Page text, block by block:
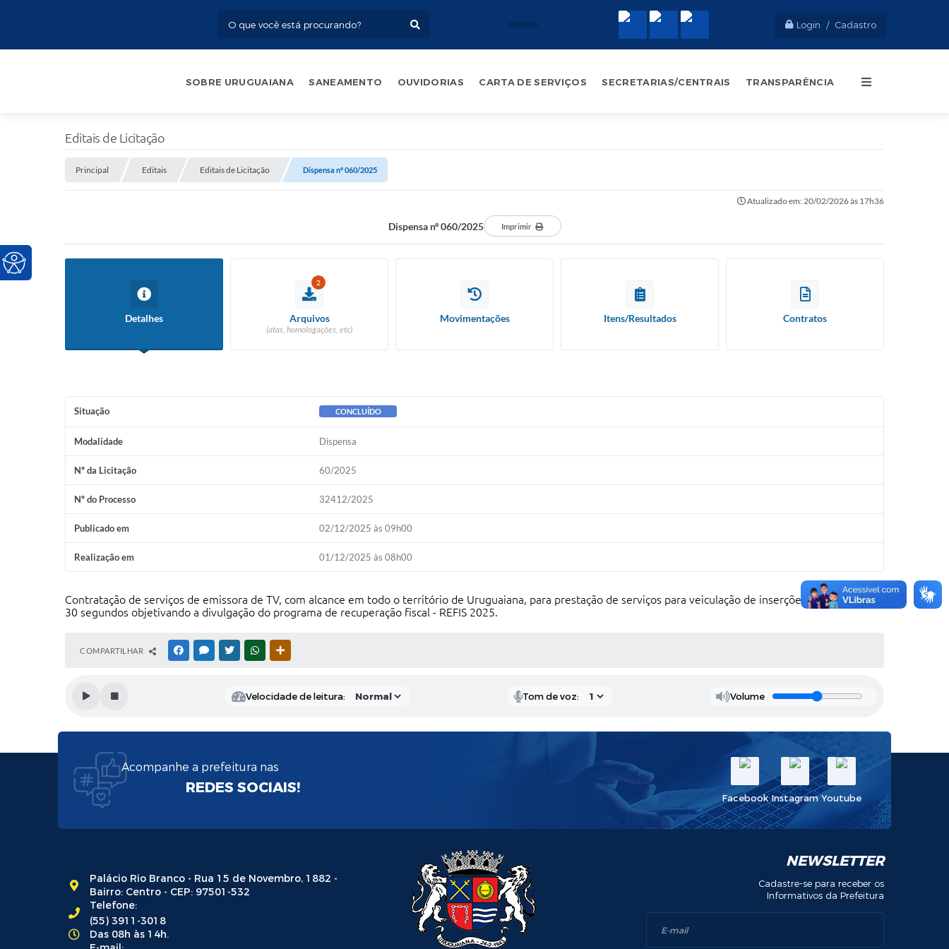
Login / Cadastro
SOBRE URUGUAIANA SANEAMENTO OUVIDORIAS CARTA DE SERVIÇOS SECRETARIAS/CENTRAIS TRANSPARÊNCIA
Editais de Licitação
Principal Editais Editais de Licitação Dispensa nº 060/2025
Atualizado em: 20/02/2026 às 17h36
Dispensa nº 060/2025 Imprimir
Detalhes
2
Arquivos
(atas, homologações, etc)
Movimentações Itens/Resultados Contratos
Situação CONCLUÍDO
Modalidade Dispensa
Nº da Licitação 60/2025
Nº do Processo 32412/2025
Publicado em 02/12/2025 às 09h00
Realização em 01/12/2025 às 08h00
Contratação de serviços de emissora de TV, com alcance em todo o território de Uruguaiana, para prestação de serviços para veiculação de inserções tevevisivas de
30 segundos objetivando a divulgação do programa de recuperação fiscal - REFIS 2025.
COMPARTILHAR FACEBOOKMESSENGER
TWITTERWHATSAPP
Velocidade de leitura: Tom de voz: Volume
Acompanhe a prefeitura nas
REDES SOCIAIS!
Facebook Instagram Youtube
Palácio Rio Branco - Rua 15 de Novembro, 1882 -
Bairro: Centro - CEP: 97501-532
Telefone:
(55) 3911-3018
Das 08h às 14h.
NEWSLETTER
Cadastre-se para receber os
Informativos da Prefeitura